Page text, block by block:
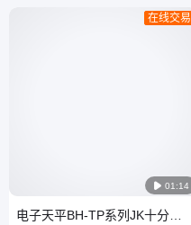
 01:14
在线交易
电子天平BH-TP系列JK十分之